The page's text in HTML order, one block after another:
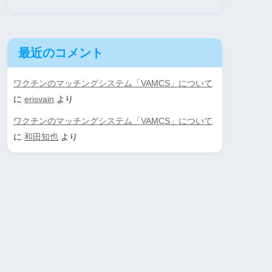
最近のコメント
ワクチンのマッチングシステム「VAMCS」について
に erisvain より
ワクチンのマッチングシステム「VAMCS」について
に 和田知也 より